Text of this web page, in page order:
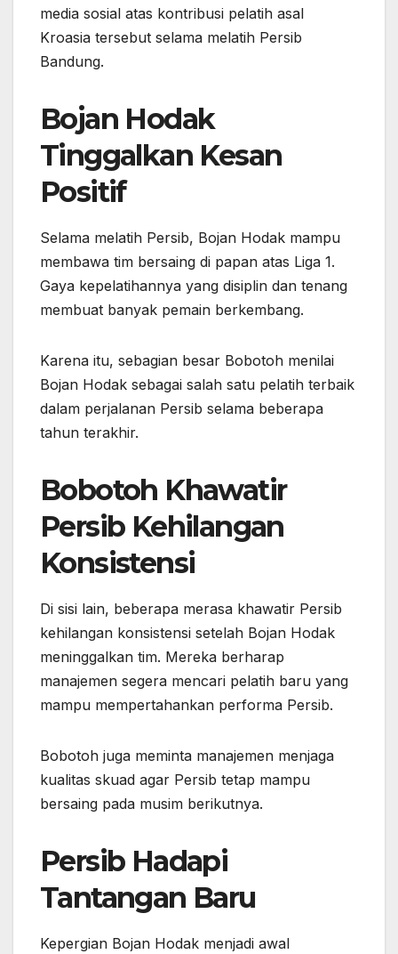
media sosial atas kontribusi pelatih asal
Kroasia tersebut selama melatih Persib
Bandung.
Bojan Hodak
Tinggalkan Kesan
Positif
Selama melatih Persib, Bojan Hodak mampu
membawa tim bersaing di papan atas Liga 1.
Gaya kepelatihannya yang disiplin dan tenang
membuat banyak pemain berkembang.
Karena itu, sebagian besar Bobotoh menilai
Bojan Hodak sebagai salah satu pelatih terbaik
dalam perjalanan Persib selama beberapa
tahun terakhir.
Bobotoh Khawatir
Persib Kehilangan
Konsistensi
Di sisi lain, beberapa merasa khawatir Persib
kehilangan konsistensi setelah Bojan Hodak
meninggalkan tim. Mereka berharap
manajemen segera mencari pelatih baru yang
mampu mempertahankan performa Persib.
Bobotoh juga meminta manajemen menjaga
kualitas skuad agar Persib tetap mampu
bersaing pada musim berikutnya.
Persib Hadapi
Tantangan Baru
Kepergian Bojan Hodak menjadi awal